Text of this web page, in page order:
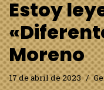
Estoy
Moreno
17 de abril de 2023